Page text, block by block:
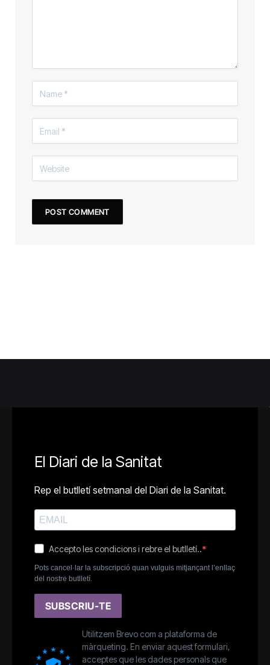
El Diari de la Sanitat
Rep el butlletí setmanal del Diari de la Sanitat.
Accepto les condicions i rebre el butlletí..
Pots cancel·lar la subscripció quan vulguis mitjançant l’enllaç
del nostre butlletí.
SUBSCRIU-TE
Utilitzem Brevo com a plataforma de
màrqueting. En enviar aquest formulari,
acceptes que les dades personals que